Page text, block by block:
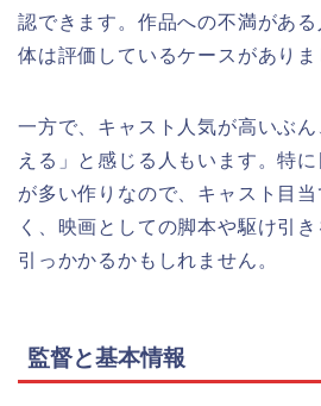
認できます。作品への不満があ
体は評価しているケースがありま
一方で、キャスト人気が高いぶ
える」と感じる人もいます。特
が多い作りなので、キャスト目
く、映画としての脚本や駆け引
引っかかるかもしれません。
監督と基本情報